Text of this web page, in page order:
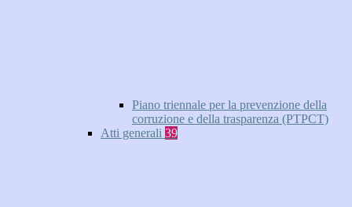
Piano triennale per la prevenzione della
corruzione e della trasparenza (PTPCT)
Atti generali 39